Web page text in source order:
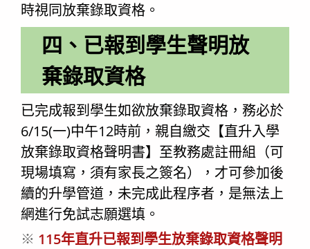
時視同放棄錄取資格。
四、已報到學生聲明放
棄錄取資格
已完成報到學生如欲放棄錄取資格，務必於
6/15(一)中午12時前，親自繳交【直升入學
放棄錄取資格聲明書】至教務處註冊組（可
現場填寫，須有家長之簽名），才可參加後
續的升學管道，未完成此程序者，是無法上
網進行免試志願選填。
※ 115年直升已報到學生放棄錄取資格聲明